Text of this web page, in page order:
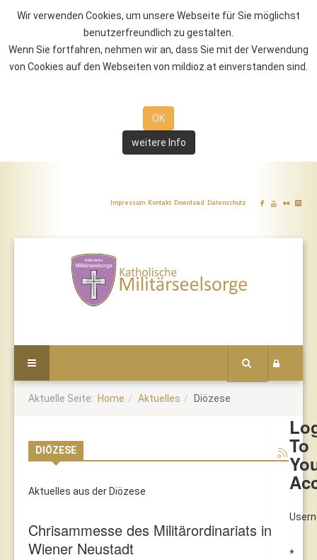
Wir verwenden Cookies, um unsere Webseite für Sie möglichst
benutzerfreundlich zu gestalten.
Wenn Sie fortfahren, nehmen wir an, dass Sie mit der Verwendung
von Cookies auf den Webseiten von mildioz.at einverstanden sind.
OK
weitere Info
Impressum Kontakt Download Datenschutz
To
*
Aktuelle Seite: Home Aktuelles Diözese
DIÖZESE
Aktuelles aus der Diözese
Chrisammesse des Militärordinariats in
Wiener Neustadt